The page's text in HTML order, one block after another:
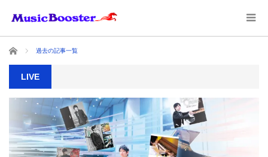
ホーム 過去の記事一覧
LIVE